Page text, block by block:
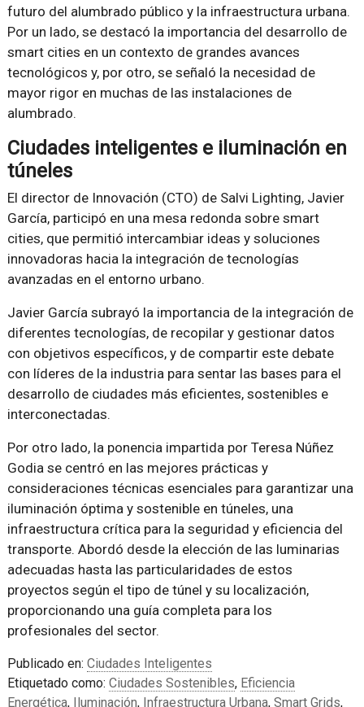
futuro del alumbrado público y la infraestructura urbana.
Por un lado, se destacó la importancia del desarrollo de
smart cities en un contexto de grandes avances
tecnológicos y, por otro, se señaló la necesidad de
mayor rigor en muchas de las instalaciones de
alumbrado.
Ciudades inteligentes e iluminación en
túneles
El director de Innovación (CTO) de Salvi Lighting, Javier
García, participó en una mesa redonda sobre smart
cities, que permitió intercambiar ideas y soluciones
innovadoras hacia la integración de tecnologías
avanzadas en el entorno urbano.
Javier García subrayó la importancia de la integración de
diferentes tecnologías, de recopilar y gestionar datos
con objetivos específicos, y de compartir este debate
con líderes de la industria para sentar las bases para el
desarrollo de ciudades más eficientes, sostenibles e
interconectadas.
Por otro lado, la ponencia impartida por Teresa Núñez
Godia se centró en las mejores prácticas y
consideraciones técnicas esenciales para garantizar una
iluminación óptima y sostenible en túneles, una
infraestructura crítica para la seguridad y eficiencia del
transporte. Abordó desde la elección de las luminarias
adecuadas hasta las particularidades de estos
proyectos según el tipo de túnel y su localización,
proporcionando una guía completa para los
profesionales del sector.
Publicado en: Ciudades Inteligentes
Etiquetado como: Ciudades Sostenibles, Eficiencia
Energética, Iluminación, Infraestructura Urbana, Smart Grids,